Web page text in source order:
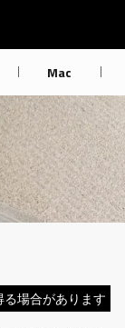
Mac
場合があります